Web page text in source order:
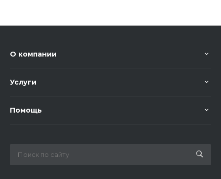
О компании
Услуги
Помощь